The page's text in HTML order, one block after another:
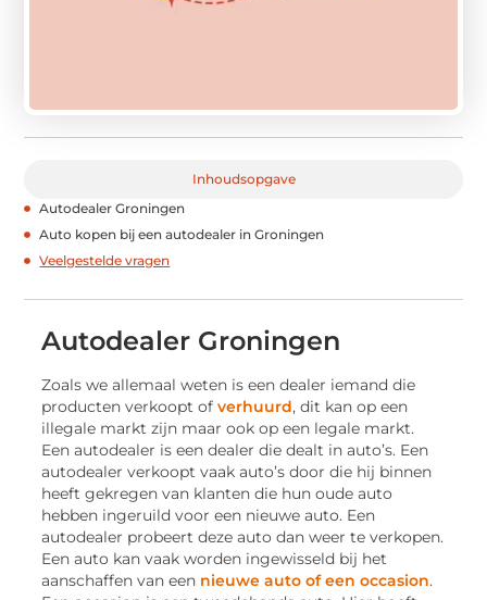
Inhoudsopgave
Autodealer Groningen
Auto kopen bij een autodealer in Groningen
Veelgestelde vragen
Autodealer Groningen
Zoals we allemaal weten is een dealer iemand die
producten verkoopt ofverhuurd, dit kan op een
illegale markt zijn maar ook op een legale markt.
Een autodealer is een dealer die dealt in auto’s. Een
autodealer verkoopt vaak auto’s door die hij binnen
heeft gekregen van klanten die hun oude auto
hebben ingeruild voor een nieuwe auto. Een
autodealer probeert deze auto dan weer te verkopen.
Een auto kan vaak worden ingewisseld bij het
aanschaffen van een nieuwe auto of een occasion.